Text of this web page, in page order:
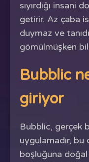
sıyırdığı insani
getirir. Az çaba
duymaz ve
gömülmüşken
Bubblic
giriyor
Bubblic, gerçek
uygulamadır, bu
boşluğuna